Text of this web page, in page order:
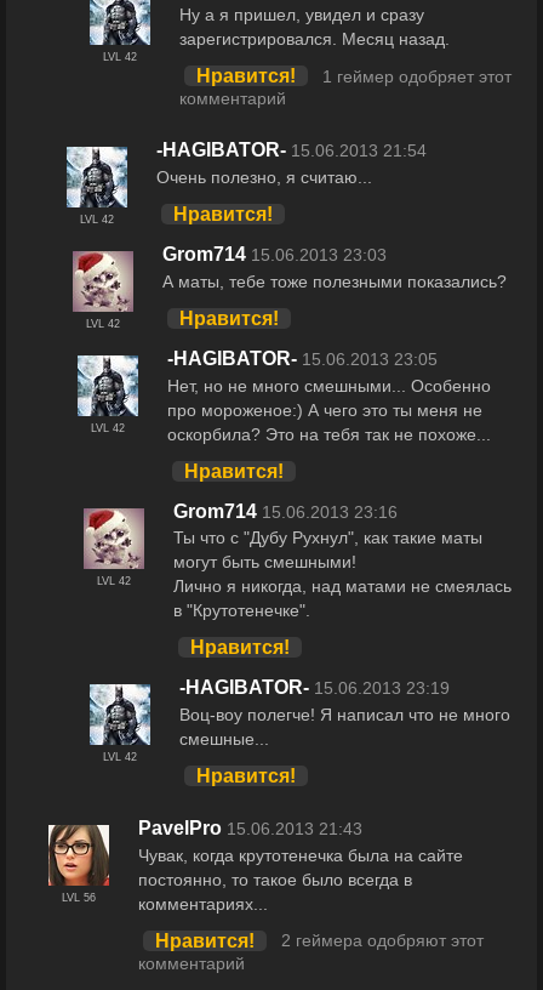
LVL 42
Ну а я пришел, увидел и сразу
зарегистрировался. Месяц назад.
Нравится!
1 геймер одобряет этот
комментарий
LVL 42
-HAGIBATOR- 15.06.2013 21:54
Очень полезно, я считаю...
Нравится!
LVL 42
Grom714 15.06.2013 23:03
А маты, тебе тоже полезными показались?
Нравится!
LVL 42
-HAGIBATOR- 15.06.2013 23:05
Нет, но не много смешными... Особенно
про мороженое:) А чего это ты меня не
оскорбила? Это на тебя так не похоже...
Нравится!
LVL 42
Grom714 15.06.2013 23:16
Ты что с "Дубу Рухнул", как такие маты
могут быть смешными!
Лично я никогда, над матами не смеялась
в "Крутотенечке".
Нравится!
LVL 42
-HAGIBATOR- 15.06.2013 23:19
Воц-воу полегче! Я написал что не много
смешные...
Нравится!
LVL 56
PavelPro 15.06.2013 21:43
Чувак, когда крутотенечка была на сайте
постоянно, то такое было всегда в
комментариях...
Нравится!
2 геймера одобряют этот
комментарий